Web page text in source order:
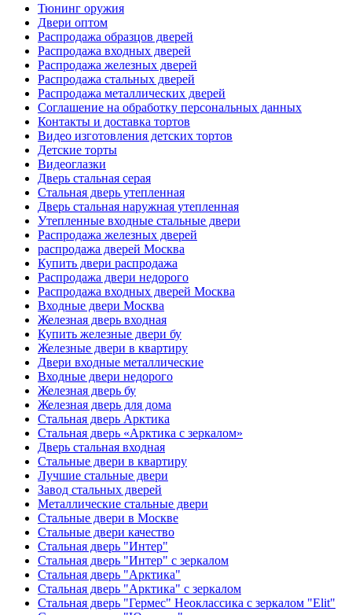
Тюнинг оружия
Двери оптом
Распродажа образцов дверей
Распродажа входных дверей
Распродажа железных дверей
Распродажа стальных дверей
Распродажа металлических дверей
Соглашение на обработку персональных данных
Контакты и доставка тортов
Видео изготовления детских тортов
Детские торты
Видеоглазки
Дверь стальная серая
Стальная дверь утепленная
Дверь стальная наружная утепленная
Утепленные входные стальные двери
Распродажа железных дверей
распродажа дверей Москва
Купить двери распродажа
Распродажа двери недорого
Распродажа входных дверей Москва
Входные двери Москва
Железная дверь входная
Купить железные двери бу
Железные двери в квартиру
Двери входные металлические
Входные двери недорого
Железная дверь бу
Железная дверь для дома
Стальная дверь Арктика
Стальная дверь «Арктика с зеркалом»
Дверь стальная входная
Стальные двери в квартиру
Лучшие стальные двери
Завод стальных дверей
Металлические стальные двери
Стальные двери в Москве
Стальные двери качество
Стальная дверь "Интер"
Стальная дверь "Интер" с зеркалом
Стальная дверь "Арктика"
Стальная дверь "Арктика" с зеркалом
Стальная дверь "Гермес" Неоклассика с зеркалом "Elit"